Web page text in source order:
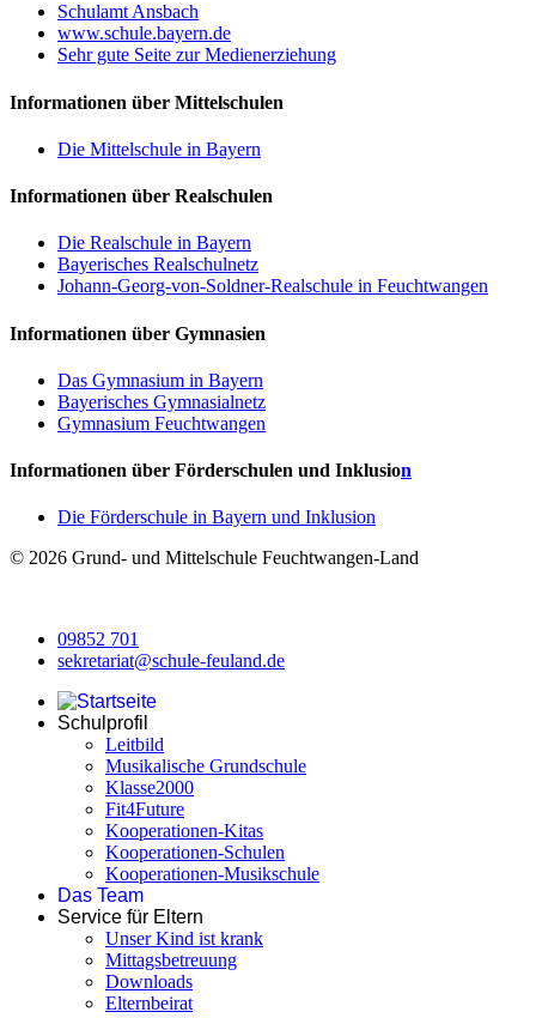
Schulamt Ansbach
www.schule.bayern.de
Sehr gute Seite zur Medienerziehung
Informationen über Mittelschulen
Die Mittelschule in Bayern
Informationen über Realschulen
Die Realschule in Bayern
Bayerisches Realschulnetz
Johann-Georg-von-Soldner-Realschule in Feuchtwangen
Informationen über Gymnasien
Das Gymnasium in Bayern
Bayerisches Gymnasialnetz
Gymnasium Feuchtwangen
Informationen über Förderschulen und Inklusion
Die Förderschule in Bayern und Inklusion
© 2026 Grund- und Mittelschule Feuchtwangen-Land
09852 701
sekretariat@schule-feuland.de
Schulprofil
Leitbild
Musikalische Grundschule
Klasse2000
Fit4Future
Kooperationen-Kitas
Kooperationen-Schulen
Kooperationen-Musikschule
Das Team
Service für Eltern
Unser Kind ist krank
Mittagsbetreuung
Downloads
Elternbeirat